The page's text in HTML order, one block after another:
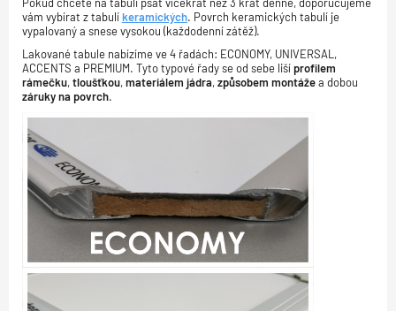
vám vybírat z tabulíkeramických. Povrch keramických tabulí je
vypalovaný a snese vysokou (každodenní zátěž).
Lakované tabule nabízíme ve 4 řadách: ECONOMY, UNIVERSAL,
ACCENTS a PREMIUM. Tyto typové řady se od sebe lišíprofilem
rámečku,tloušťkou,materiálem jádra,způsobem montážea dobou
záruky na povrch.